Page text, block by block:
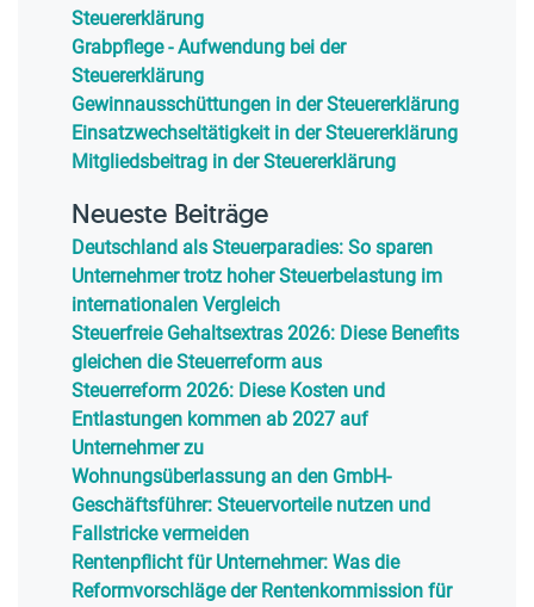
Steuererklärung
Grabpflege - Aufwendung bei der
Steuererklärung
Gewinnausschüttungen in der Steuererklärung
Einsatzwechseltätigkeit in der Steuererklärung
Mitgliedsbeitrag in der Steuererklärung
Neueste Beiträge
Deutschland als Steuerparadies: So sparen
Unternehmer trotz hoher Steuerbelastung im
internationalen Vergleich
Steuerfreie Gehaltsextras 2026: Diese Benefits
gleichen die Steuerreform aus
Steuerreform 2026: Diese Kosten und
Entlastungen kommen ab 2027 auf
Unternehmer zu
Wohnungsüberlassung an den GmbH-
Geschäftsführer: Steuervorteile nutzen und
Fallstricke vermeiden
Rentenpflicht für Unternehmer: Was die
Reformvorschläge der Rentenkommission für